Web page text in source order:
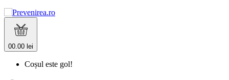
00.00 lei
Coșul este gol!